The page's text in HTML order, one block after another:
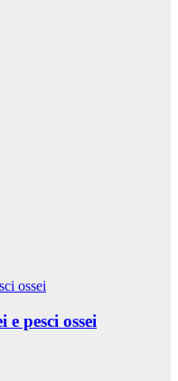
pesci ossei